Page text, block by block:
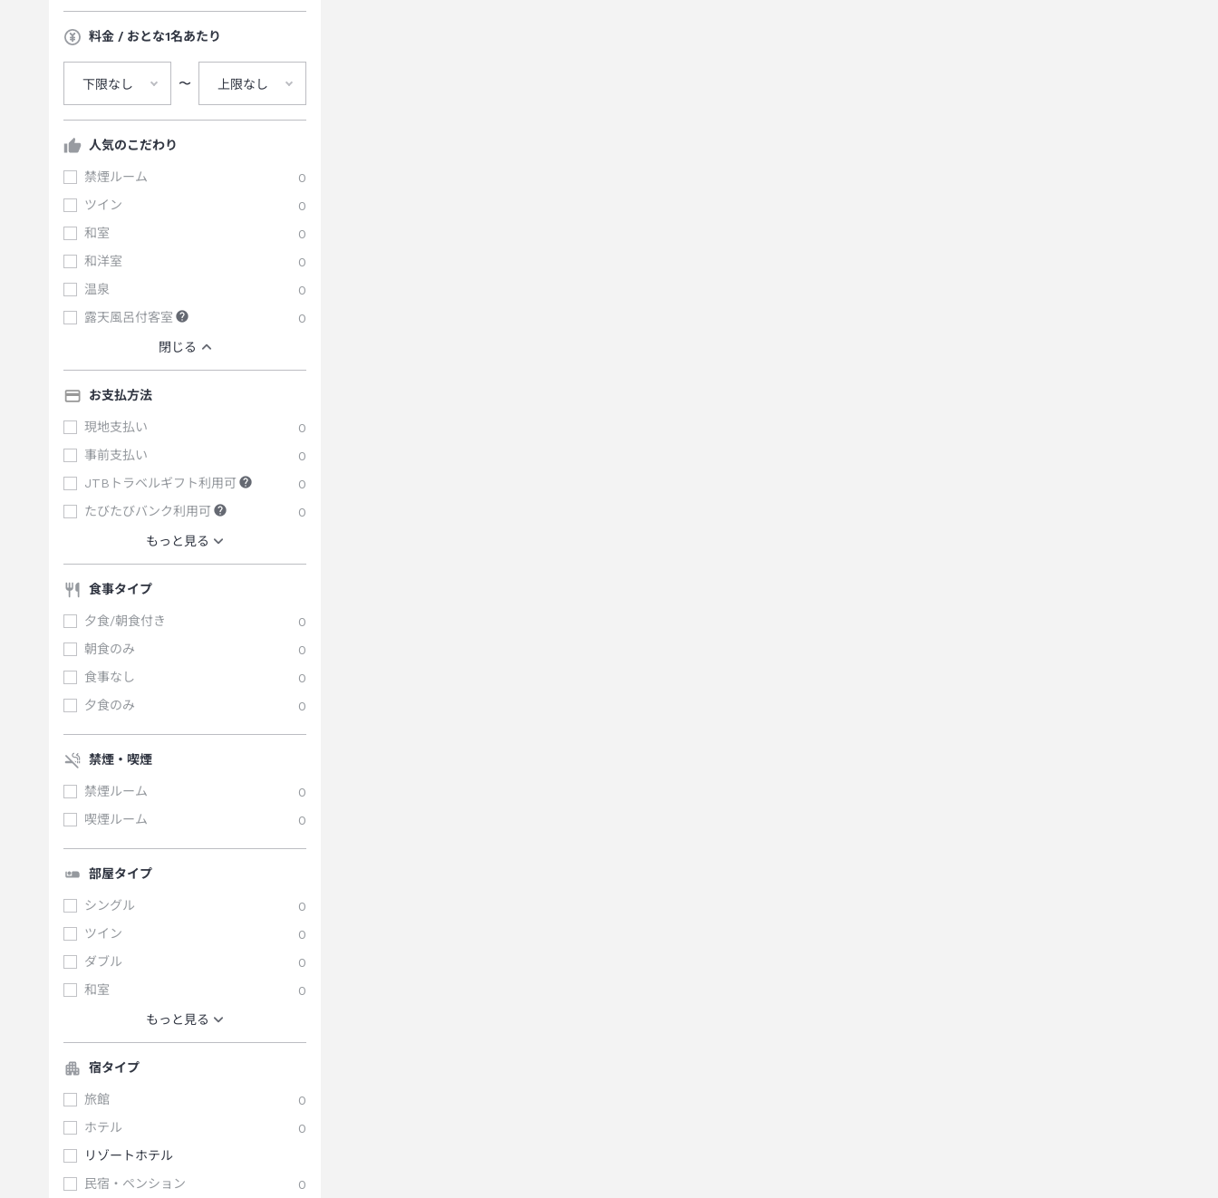
料金 / おとな1名あたり
下限なし 〜 上限なし
人気のこだわり
禁煙ルーム
0
ツイン
0
和室
0
和洋室
0
温泉
0
露天風呂付客室
0
閉じる
お支払方法
現地支払い
0
事前支払い
0
JTBトラベルギフト利用可
0
たびたびバンク利用可
0
もっと見る
食事タイプ
夕食/朝食付き
0
朝食のみ
0
食事なし
0
夕食のみ
0
禁煙・喫煙
禁煙ルーム
0
喫煙ルーム
0
部屋タイプ
シングル
0
ツイン
0
ダブル
0
和室
0
もっと見る
宿タイプ
旅館
0
ホテル
0
リゾートホテル
民宿・ペンション
0